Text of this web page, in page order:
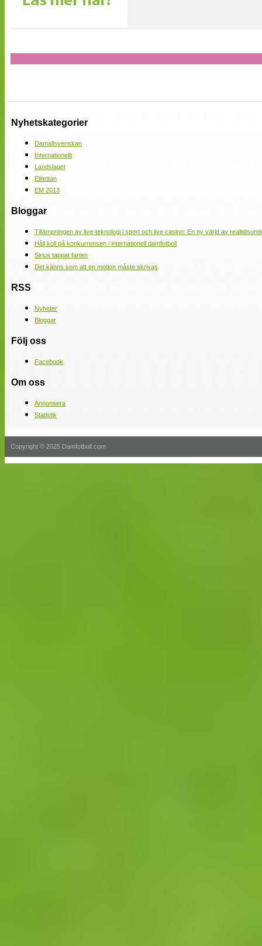
Nyhetskategorier
Damallsvenskan
Internationellt
Landslaget
Elitettan
EM 2013
Bloggar
Tillämpningen av live-teknologi i sport och live casino: En ny värld av
Håll koll på konkurrensen i internationell damfotboll
Sirius tappat farten
Det känns som att en motion måste skrivas
RSS
Nyheter
Bloggar
Följ oss
Facebook
Om oss
Annonsera
Statistik
Copyright © 2025 Damfotboll.com